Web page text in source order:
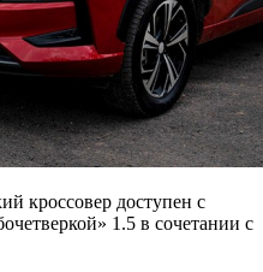
кроссовер доступен с
1.5 в сочетании с